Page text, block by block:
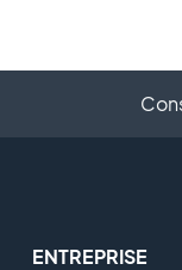
ENTREPRISE